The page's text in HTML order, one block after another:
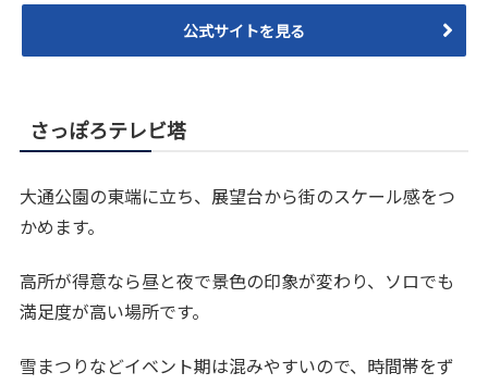
公式サイトを見る
さっぽろテレビ塔
大通公園の東端に立ち、展望台から街のスケール感をつ
かめます。
高所が得意なら昼と夜で景色の印象が変わり、ソロでも
満足度が高い場所です。
雪まつりなどイベント期は混みやすいので、時間帯をず